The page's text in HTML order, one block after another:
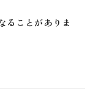
ることがありま